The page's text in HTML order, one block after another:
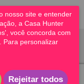
nosso site e entender
a Casa Hunter
você concorda com
Para personalizar
Rejeitar todos
reservados |